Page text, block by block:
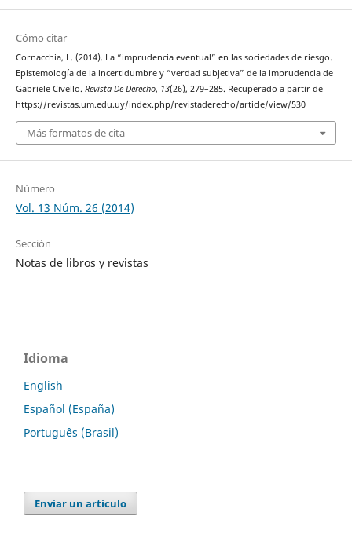
Cómo citar
Cornacchia, L. (2014). La “imprudencia eventual” en las sociedades de riesgo.
Epistemología de la incertidumbre y “verdad subjetiva” de la imprudencia de
Gabriele Civello. Revista De Derecho, 13(26), 279–285. Recuperado a partir de
https://revistas.um.edu.uy/index.php/revistaderecho/article/view/530
Más formatos de cita
Número
Vol. 13 Núm. 26 (2014)
Sección
Notas de libros y revistas
Idioma
English
Español (España)
Português (Brasil)
Enviar un artículo